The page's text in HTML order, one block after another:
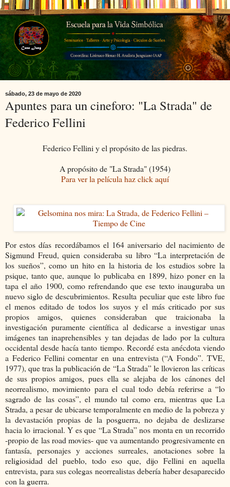
sábado, 23 de mayo de 2020
Apuntes para un cineforo: "La Strada" de
Federico Fellini
Federico Fellini y el propósito de las piedras.
A propósito de "La Strada" (1954)
Para ver la película haz click aquí
Por estos días recordábamos el 164 aniversario del nacimiento de
Sigmund Freud, quien consideraba su libro “La interpretación de
los sueños”, como un hito en la historia de los estudios sobre la
psique, tanto que, aunque lo publicaba en 1899, hizo poner en la
tapa el año 1900, como refrendando que ese texto inauguraba un
nuevo siglo de descubrimientos. Resulta peculiar que este libro fue
el menos editado de todos los suyos y el más criticado por sus
propios amigos, quienes consideraban que traicionaba la
investigación puramente científica al dedicarse a investigar unas
imágenes tan inaprehensibles y tan dejadas de lado por la cultura
occidental desde hacía tanto tiempo. Recordé esta anécdota viendo
a Federico Fellini comentar en una entrevista (“A Fondo”. TVE,
1977), que tras la publicación de “La Strada” le llovieron las críticas
de sus propios amigos, pues ella se alejaba de los cánones del
neorrealismo, movimiento para el cual todo debía referirse a “lo
sagrado de las cosas”, el mundo tal como era, mientras que La
Strada, a pesar de ubicarse temporalmente en medio de la pobreza y
la devastación propias de la posguerra, no dejaba de deslizarse
hacia lo irracional. Y es que “La Strada” nos monta en un recorrido
-propio de las road movies- que va aumentando progresivamente en
fantasía, personajes y acciones surreales, anotaciones sobre la
religiosidad del pueblo, todo eso que, dijo Fellini en aquella
entrevista, para sus colegas neorrealistas debería haber desaparecido
con la guerra.